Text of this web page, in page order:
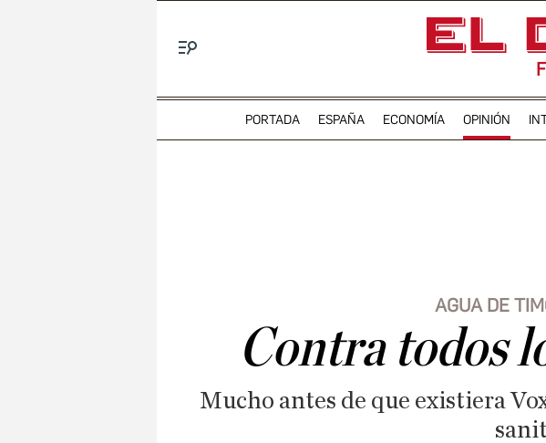
PORTADA ESPAÑA ECONOMÍA OPINIÓN
AGUA DE
Contra todos
Mucho antes de que existiera